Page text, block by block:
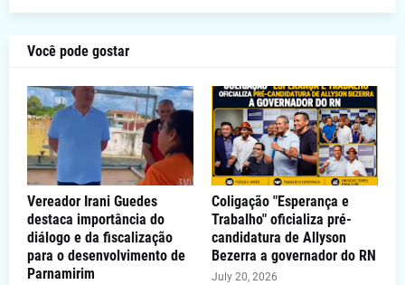
Você pode gostar
Vereador Irani Guedes
destaca importância do
diálogo e da fiscalização
para o desenvolvimento de
Parnamirim
Coligação "Esperança e
Trabalho" oficializa pré-
candidatura de Allyson
Bezerra a governador do RN
July 20, 2026